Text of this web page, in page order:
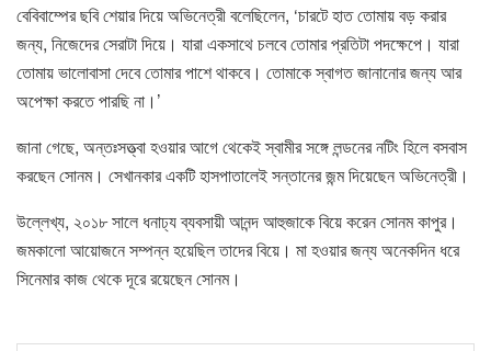
বেবিবাম্পের ছবি শেয়ার দিয়ে অভিনেত্রী বলেছিলেন, ‘চারটে হাত তোমায় বড় করার
জন্য, নিজেদের সেরাটা দিয়ে। যারা একসাথে চলবে তোমার প্রতিটা পদক্ষেপে। যারা
তোমায় ভালোবাসা দেবে তোমার পাশে থাকবে। তোমাকে স্বাগত জানানোর জন্য আর
অপেক্ষা করতে পারছি না।’
জানা গেছে, অন্তঃসত্ত্বা হওয়ার আগে থেকেই স্বামীর সঙ্গে লন্ডনের নটিং হিলে বসবাস
করছেন সোনম। সেখানকার একটি হাসপাতালেই সন্তানের জন্ম দিয়েছেন অভিনেত্রী।
উল্লেখ্য, ২০১৮ সালে ধনাঢ্য ব্যবসায়ী আনন্দ আহুজাকে বিয়ে করেন সোনম কাপুর।
জমকালো আয়োজনে সম্পন্ন হয়েছিল তাদের বিয়ে। মা হওয়ার জন্য অনেকদিন ধরে
সিনেমার কাজ থেকে দূরে রয়েছেন সোনম।